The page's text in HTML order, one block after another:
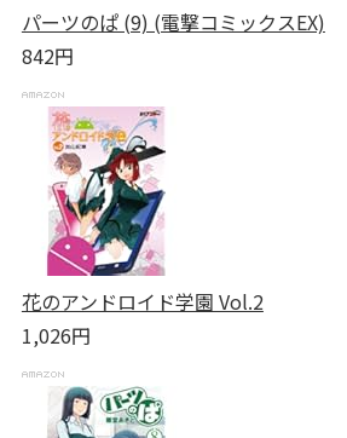
パーツのぱ (9) (電撃コミックスEX)
842円
花のアンドロイド学園 Vol.2
1,026円